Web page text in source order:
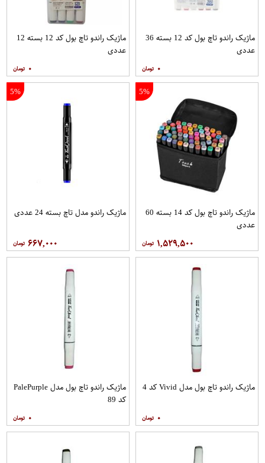
ماژیک راندو تاچ بول کد 12 بسته 36
عددی
۰
ماژیک راندو تاچ بول کد 12 بسته 12
عددی
۰
5%
ماژیک راندو تاچ بول کد 14 بسته 60
عددی
۱,۵۲۹,۵۰۰
5%
ماژیک راندو مدل تاچ بسته 24 عددی
۶۶۷,۰۰۰
ماژیک راندو تاچ بول مدل Vivid کد 4
۰
ماژیک راندو تاچ بول مدل PalePurple
کد 89
۰